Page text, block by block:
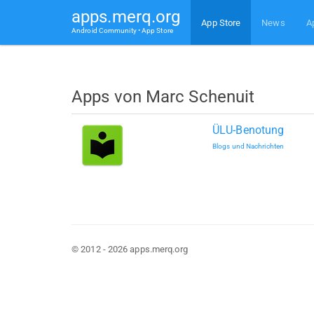
apps.merq.org
Android Community • App Store
App Store News
Apps von Marc Schenuit
ÜLU-Benotung
Blogs und Nachrichten
© 2012 - 2026 apps.merq.org